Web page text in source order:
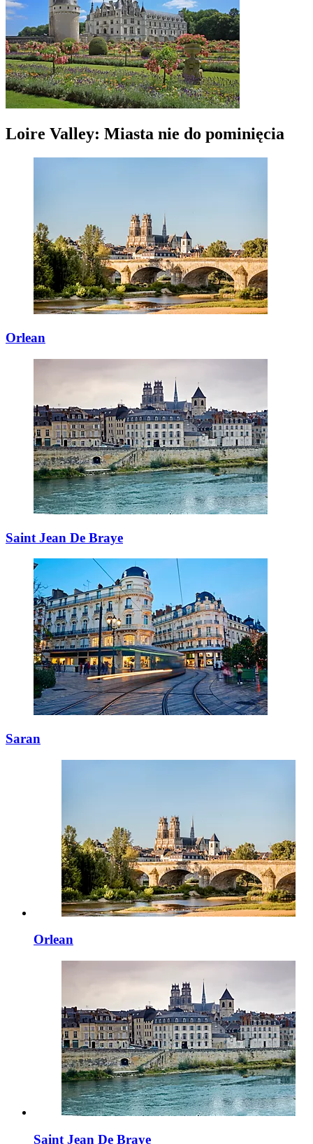
Loire Valley: Miasta nie do pominięcia
Orlean
Saint Jean De Braye
Saran
Orlean
Saint Jean De Braye